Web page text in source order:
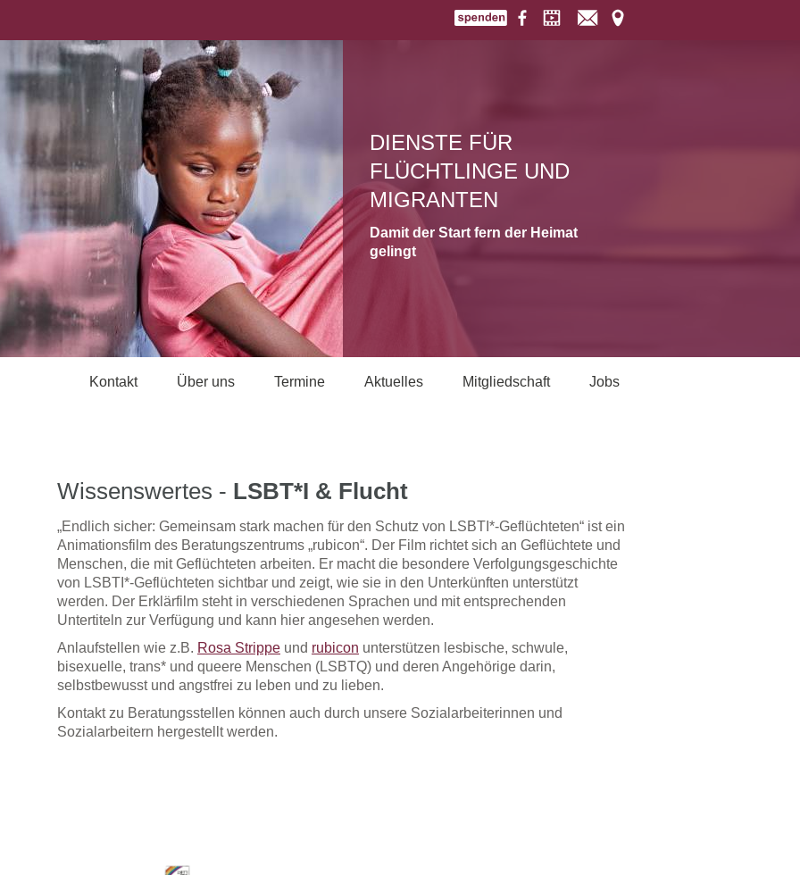
DIENSTE FÜR
FLÜCHTLINGE UND
MIGRANTEN
Damit der Start fern der Heimat
gelingt
Kontakt Über uns Termine
Aktuelles
Mitgliedschaft Jobs
Wissenswertes - LSBT*I & Flucht
„Endlich sicher: Gemeinsam stark machen für den Schutz von LSBTI*-Geflüchteten“ ist ein
Animationsfilm des Beratungszentrums „rubicon“. Der Film richtet sich an Geflüchtete und
Menschen, die mit Geflüchteten arbeiten. Er macht die besondere Verfolgungsgeschichte
von LSBTI*-Geflüchteten sichtbar und zeigt, wie sie in den Unterkünften unterstützt
werden. Der Erklärfilm steht in verschiedenen Sprachen und mit entsprechenden
Untertiteln zur Verfügung und kann hier angesehen werden.
Anlaufstellen wie z.B. Rosa Strippeund rubicon unterstützen lesbische, schwule,
bisexuelle, trans* und queere Menschen (LSBTQ) und deren Angehörige darin,
selbstbewusst und angstfrei zu leben und zu lieben.
Kontakt zu Beratungsstellen können auch durch unsere Sozialarbeiterinnen und
Sozialarbeitern hergestellt werden.